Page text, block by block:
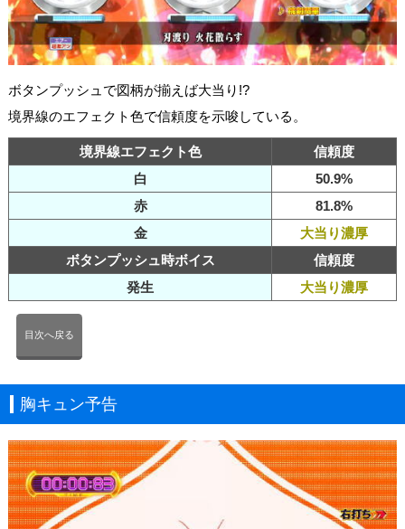
ボタンプッシュで図柄が揃えば大当り!?
境界線のエフェクト色で信頼度を示唆している。
境界線エフェクト色
信頼度
白
50.9%
赤
81.8%
金
大当り濃厚
ボタンプッシュ時ボイス
信頼度
発生
大当り濃厚
目次へ戻る
胸キュン予告